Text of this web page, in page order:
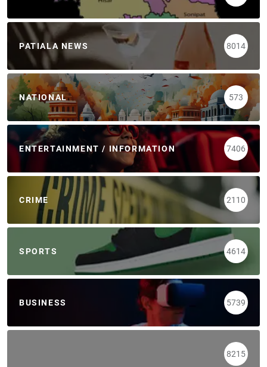
PATIALA NEWS 8014
NATIONAL 573
ENTERTAINMENT / INFORMATION 7406
CRIME 2110
SPORTS 4614
BUSINESS 5739
8215